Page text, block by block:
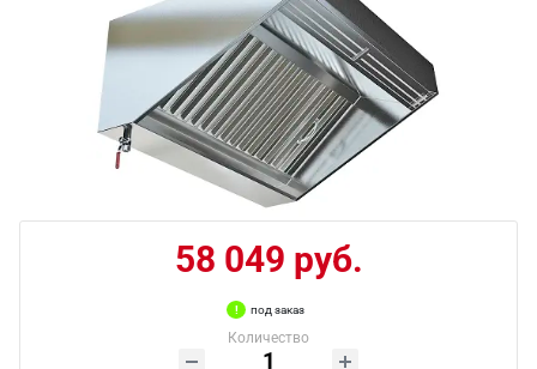
58 049 руб.
под заказ
Количество